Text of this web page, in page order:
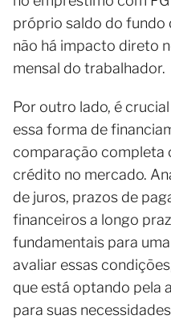
próprio saldo do fundo
não há impacto direto
mensal do trabalhador.
Por outro lado, é
essa forma de
comparação completa
crédito no mercado.
de juros, prazos de
financeiros a longo
fundamentais para
avaliar essas
que está optando pela
para suas